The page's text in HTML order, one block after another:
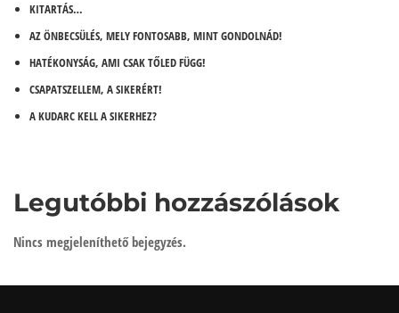
KITARTÁS…
AZ ÖNBECSÜLÉS, MELY FONTOSABB, MINT GONDOLNÁD!
HATÉKONYSÁG, AMI CSAK TŐLED FÜGG!
CSAPATSZELLEM, A SIKERÉRT!
A KUDARC KELL A SIKERHEZ?
Legutóbbi hozzászólások
Nincs megjeleníthető bejegyzés.